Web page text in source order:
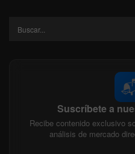
Suscríbete a
Recibe contenido exclusivo
análisis de mercado